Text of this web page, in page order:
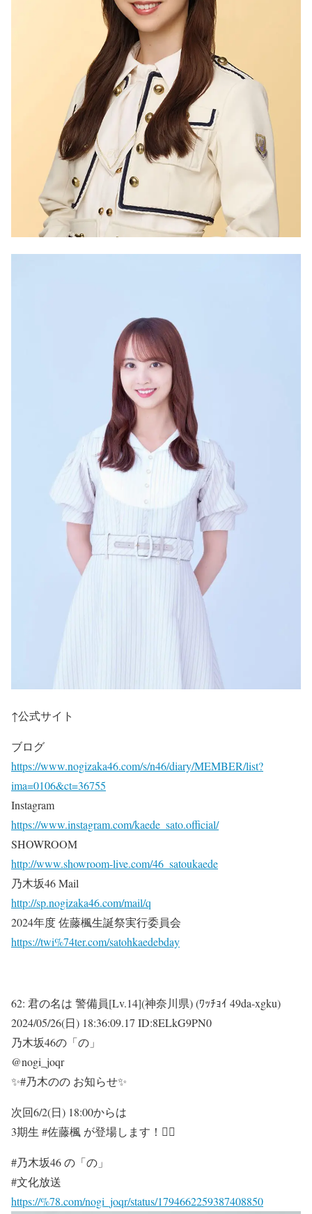
↑公式サイト
ブログ
https://www.nogizaka46.com/s/n46/diary/MEMBER/list?
ima=0106&ct=36755
Instagram
https://www.instagram.com/kaede_sato.official/
SHOWROOM
http://www.showroom-live.com/46_satoukaede
乃木坂46 Mail
http://sp.nogizaka46.com/mail/q
2024年度 佐藤楓生誕祭実行委員会
https://twi%74ter.com/satohkaedebday
62: 君の名は 警備員[Lv.14](神奈川県) (ﾜｯﾁｮｲ 49da-xgku)
2024/05/26(日) 18:36:09.17 ID:8ELkG9PN0
乃木坂46の「の」
@nogi_joqr
✨#乃木のの お知らせ✨
次回6/2(日) 18:00からは
3期生 #佐藤楓 が登場します！🏃‍♀
#乃木坂46 の「の」
#文化放送
https://%78.com/nogi_joqr/status/1794662259387408850